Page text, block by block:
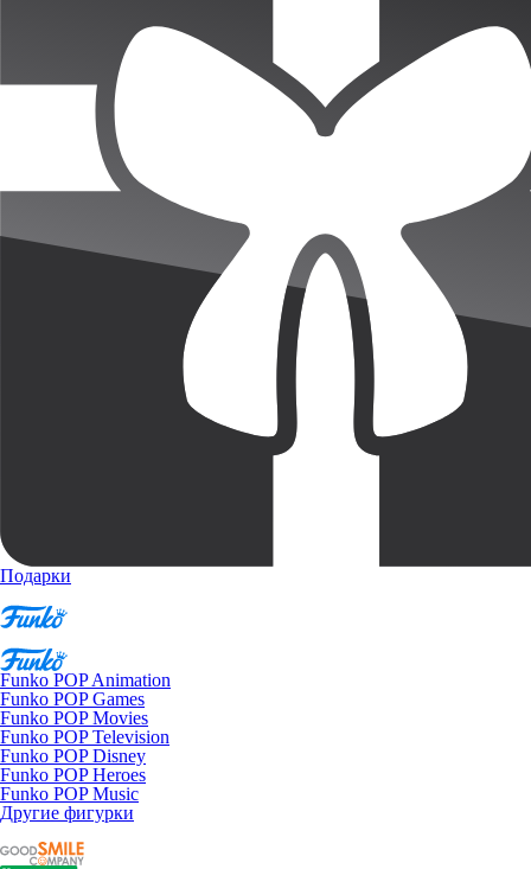
Подарки
Funko POP Animation
Funko POP Games
Funko POP Movies
Funko POP Television
Funko POP Disney
Funko POP Heroes
Funko POP Music
Другие фигурки